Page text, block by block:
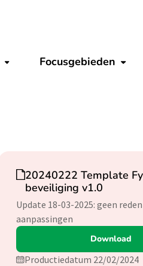
Submenu tonen
Focusgebieden
Download
20240222 Template
beveiliging v1.0
Update 18-03-2025: geen
aanpassingen
Download
Productiedatum 22/02/2024